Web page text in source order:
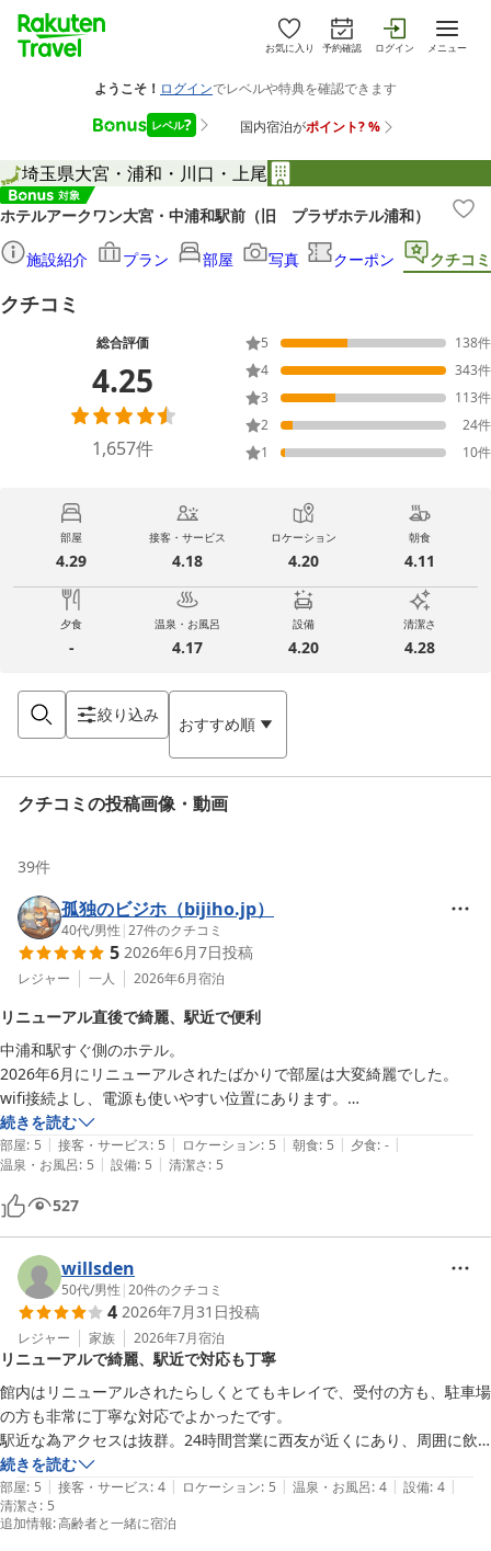
お気に入り 予約確認 ログイン メニュー
埼玉県大宮・浦和・川口・上尾
ホテルアークワン大宮・中浦和駅前（旧 プラザホテル浦和）
施設紹介 プラン 部屋 写真 クーポン クチコミ
クチコミ
総合評価
4.25
1,657件
5 138件
4
343件
3
113件
2
24件
1
10件
部屋
4.29
接客・サービス
4.18
ロケーション
4.20
朝食
4.11
夕食
-
温泉・お風呂
4.17
設備
4.20
清潔さ
4.28
絞り込み おすすめ順
クチコミの投稿画像・動画
39件
孤独のビジホ（bijiho.jp）
40代/男性 |27件のクチコミ
5 2026年6月7日投稿
レジャー 一人 2026年6月宿泊
リニューアル直後で綺麗、駅近で便利
中浦和駅すぐ側のホテル。
2026年6月にリニューアルされたばかりで部屋は大変綺麗でした。
wifi接続よし、電源も使いやすい位置にあります。
埼京線目の前のホテルですが、今回は宿泊階が8階だったからか電車音
は気になりませんでした。
続きを読む
部屋: 5 | 接客・サービス: 5 | ロケーション: 5 | 朝食: 5 | 夕食: - |
温泉・お風呂: 5 | 設備: 5 | 清潔さ: 5
527
willsden
50代/男性 |20件のクチコミ
4 2026年7月31日投稿
レジャー 家族 2026年7月宿泊
リニューアルで綺麗、駅近で対応も丁寧
館内はリニューアルされたらしくとてもキレイで、受付の方も、駐車場
の方も非常に丁寧な対応でよかったです。
駅近な為アクセスは抜群。24時間営業に西友が近くにあり、周囲に飲
食店は少ないですがホテル対面の「魚居酒屋カモメ荘」はリーズナブル
でおススメです。カウンターで一人飲みの方も多くいらっしゃいまし
た。次回さいたま市近辺に行く際もまた泊まりたいと思ういいホテルで
す。
続きを読む
部屋: 5 | 接客・サービス: 4 | ロケーション: 5 | 温泉・お風呂: 4 | 設備: 4 |
清潔さ: 5
追加情報:高齢者と一緒に宿泊